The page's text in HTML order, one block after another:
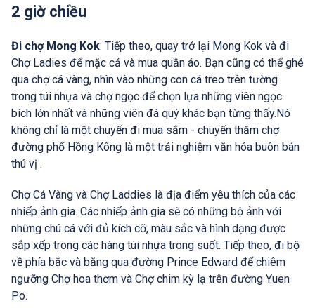
2 giờ chiều
Đi chợ Mong Kok: Tiếp theo, quay trở lại Mong Kok và đi
Chợ Ladies để mặc cả và mua quần áo. Bạn cũng có thể ghé
qua chợ cá vàng, nhìn vào những con cá treo trên tường
trong túi nhựa và chợ ngọc để chọn lựa những viên ngọc
bích lớn nhất và những viên đá quý khác bạn từng thấy.Nó
không chỉ là một chuyến đi mua sắm - chuyến thăm chợ
đường phố Hồng Kông là một trải nghiệm văn hóa buôn bán
thú vị .
Chợ Cá Vàng và Chợ Laddies là địa điểm yêu thích của các
nhiếp ảnh gia. Các nhiếp ảnh gia sẽ có những bộ ảnh với
những chú cá với đủ kích cỡ, màu sắc và hình dạng được
sắp xếp trong các hàng túi nhựa trong suốt. Tiếp theo, đi bộ
về phía bắc và băng qua đường Prince Edward để chiêm
ngưỡng Chợ hoa thơm và Chợ chim kỳ lạ trên đường Yuen
Po.